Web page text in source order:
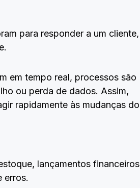
para responder a um cliente,
em tempo real, processos são
ou perda de dados. Assim,
rapidamente às mudanças do
lançamentos financeiros
erros.